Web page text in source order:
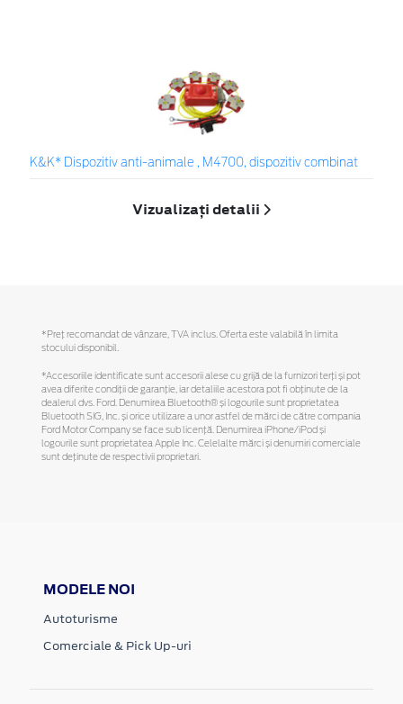
K&K* Dispozitiv anti-animale , M4700, dispozitiv combinat
Vizualizați detalii
*Preţ recomandat de vânzare, TVA inclus. Oferta este valabilă în limita
stocului disponibil.
*Accesoriile identificate sunt accesorii alese cu grijă de la furnizori terți și pot
avea diferite condiții de garanție, iar detaliile acestora pot fi obținute de la
dealerul dvs. Ford. Denumirea Bluetooth® și logourile sunt proprietatea
Bluetooth SIG, Inc. și orice utilizare a unor astfel de mărci de către compania
Ford Motor Company se face sub licență. Denumirea iPhone/iPod și
logourile sunt proprietatea Apple Inc. Celelalte mărci și denumiri comerciale
sunt deținute de respectivii proprietari.
MODELE NOI
Autoturisme
Comerciale & Pick Up-uri